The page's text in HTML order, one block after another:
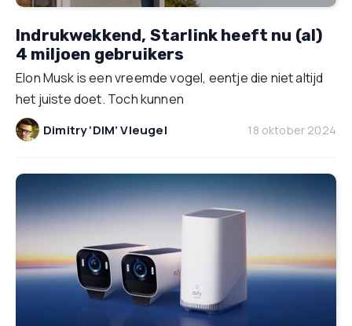
Indrukwekkend, Starlink heeft nu (al)
4 miljoen gebruikers
Elon Musk is een vreemde vogel, eentje die niet altijd
het juiste doet. Toch kunnen
Dimitry ‘DIM’ Vleugel 18 oktober 2024